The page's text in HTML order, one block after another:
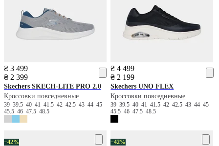
₴ 3 499
₴ 2 399
Skechers SKECH-LITE PRO 2.0
Кроссовки повседневные
39 39.5 40 41 41.5 42 42.5 43 44 45
45.5 46 47.5 48.5
₴ 4 499
₴ 2 199
Skechers UNO FLEX
Кроссовки повседневные
3939.5404141.54242.5434445
45.54647.548.5
−42% −42%